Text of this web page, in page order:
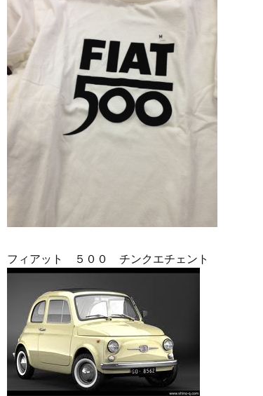
フィアット ５００ チンクエチェント